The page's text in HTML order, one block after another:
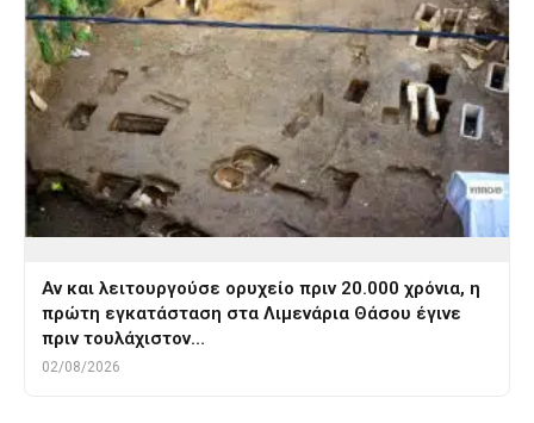
Αν και λειτουργούσε ορυχείο πριν 20.000 χρόνια, η
πρώτη εγκατάσταση στα Λιμενάρια Θάσου έγινε
πριν τουλάχιστον…
02/08/2026